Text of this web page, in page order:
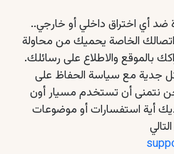
أي اختراق داخلي أو خارجي..
الخاصة يحميك من محاولة
بالموقع والاطلاع على رسائلك.
جدية مع سياسة الحفاظ على
نتمنى أن تستخدم مسيار أون
أية استفسارات أو موضوعات